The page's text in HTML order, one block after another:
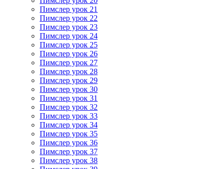
Пимслер урок 21
Пимслер урок 22
Пимслер урок 23
Пимслер урок 24
Пимслер урок 25
Пимслер урок 26
Пимслер урок 27
Пимслер урок 28
Пимслер урок 29
Пимслер урок 30
Пимслер урок 31
Пимслер урок 32
Пимслер урок 33
Пимслер урок 34
Пимслер урок 35
Пимслер урок 36
Пимслер урок 37
Пимслер урок 38